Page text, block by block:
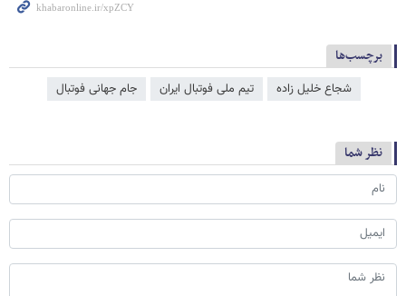
برچسب‌ها
شجاع خلیل زاده تیم ملی فوتبال ایران جام جهانی فوتبال
نظر شما